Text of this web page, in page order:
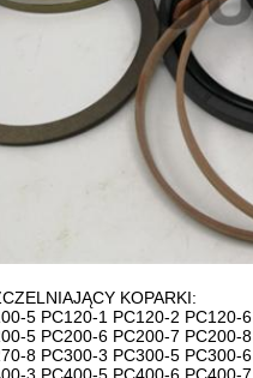
KOPARKI:
5 PC120-1 PC120-2 PC120-6
5 PC200-6 PC200-7 PC200-8
8 PC300-3 PC300-5 PC300-6